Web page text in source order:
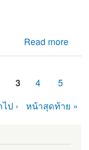
Read more
3 4
5
ป › หน้าสุดท้าย »